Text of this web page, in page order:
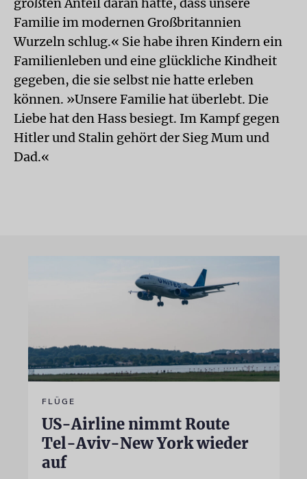
Familie im modernen Großbritannien
Wurzeln schlug.« Sie habe ihren Kindern ein
Familienleben und eine glückliche Kindheit
gegeben, die sie selbst nie hatte erleben
können. »Unsere Familie hat überlebt. Die
Liebe hat den Hass besiegt. Im Kampf gegen
Hitler und Stalin gehört der Sieg Mum und
Dad.«
FLÜGE
US-Airline nimmt Route
Tel-Aviv-New York wieder
auf